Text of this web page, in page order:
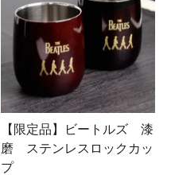
【限定品】ビートルズ 漆
磨 ステンレスロックカッ
プ